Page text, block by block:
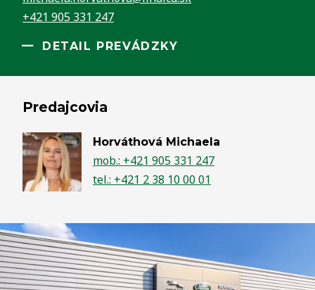
+421 905 331 247
DETAIL PREVÁDZKY
Predajcovia
Horváthová Michaela
mob.: +421 905 331 247
tel.: +421 2 38 10 00 01